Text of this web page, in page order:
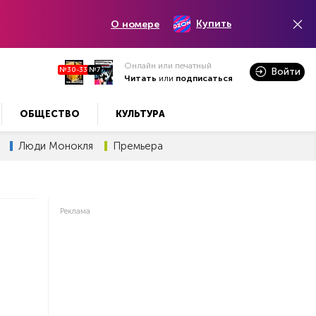
О номере Купить
№30-33 №7
Онлайн или печатный
Читать или подписаться
Войти
ОБЩЕСТВО КУЛЬТУРА
Люди Монокля Премьера
Реклама